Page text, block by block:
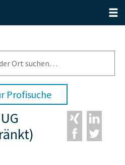
Profisuche